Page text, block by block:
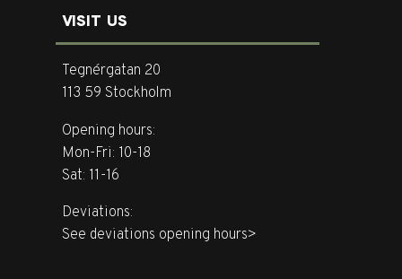
VISIT US
Tegnérgatan 20
113 59 Stockholm
Opening hours:
Mon-Fri: 10-18
Sat: 11-16
Deviations:
See deviations opening hours>